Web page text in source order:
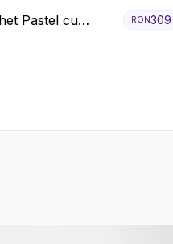
Pastel cu
RON309